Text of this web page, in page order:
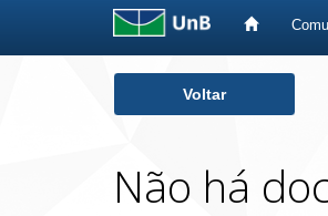
Voltar
Não há